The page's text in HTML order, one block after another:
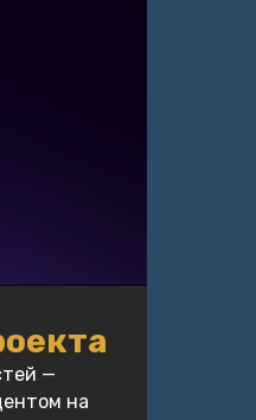
—
на